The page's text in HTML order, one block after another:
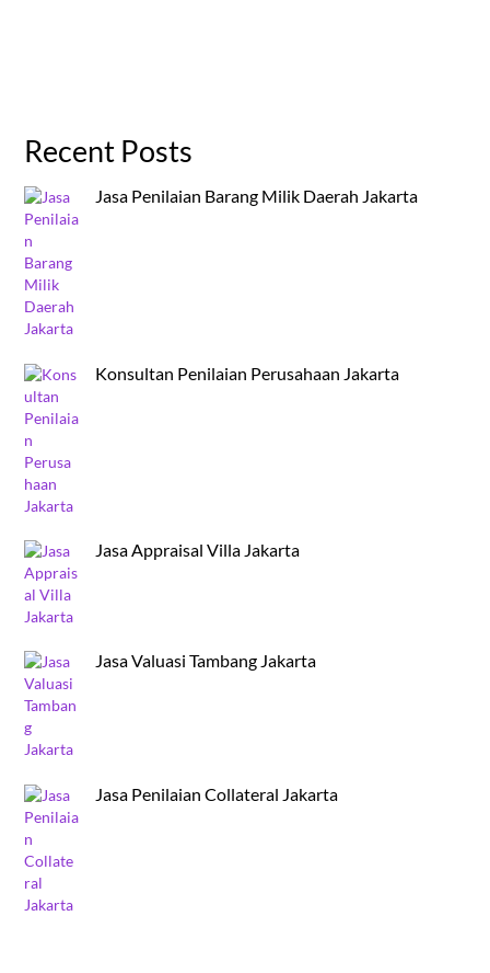
Recent Posts
Jasa Penilaian Barang Milik Daerah Jakarta
Konsultan Penilaian Perusahaan Jakarta
Jasa Appraisal Villa Jakarta
Jasa Valuasi Tambang Jakarta
Jasa Penilaian Collateral Jakarta